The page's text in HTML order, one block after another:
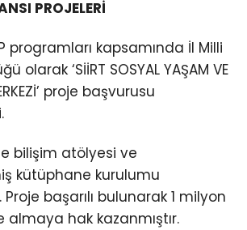
PROJELERİ
programları kapsamında İl Milli
olarak ‘SİİRT SOSYAL YAŞAM VE
proje başvurusu
bilişim atölyesi ve
kütüphane kurulumu
Proje başarılı bulunarak 1 milyon
almaya hak kazanmıştır.